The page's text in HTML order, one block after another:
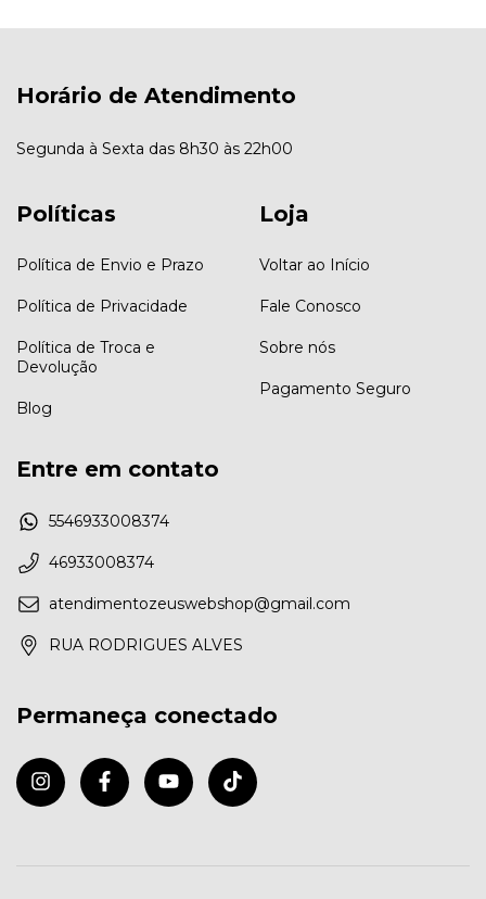
Horário de Atendimento
Segunda à Sexta das 8h30 às 22h00
Políticas
Política de Envio e Prazo
Política de Privacidade
Política de Troca e
Devolução
Blog
Loja
Voltar ao Início
Fale Conosco
Sobre nós
Pagamento Seguro
Entre em contato
5546933008374
46933008374
atendimentozeuswebshop@gmail.com
RUA RODRIGUES ALVES
Permaneça conectado